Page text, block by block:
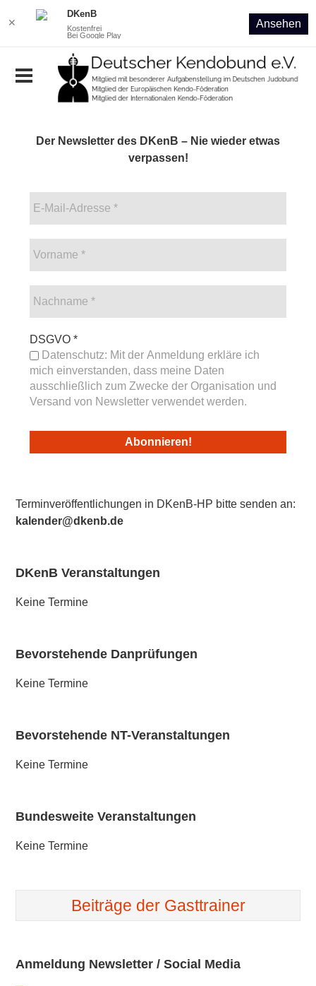
Der Newsletter des DKenB – Nie wieder etwas
verpassen!
Mail-
*
*
DSGVO*
Datenschutz: Mit der Anmeldung erkläre ich
mich einverstanden, dass meine Daten
ausschließlich zum Zwecke der Organisation und
Versand von Newsletter verwendet werden.
Terminveröffentlichungen in DKenB-HP bitte senden an:
kalender@dkenb.de
DKenB Veranstaltungen
Keine Termine
Bevorstehende Danprüfungen
Keine Termine
Bevorstehende NT-Veranstaltungen
Keine Termine
Bundesweite Veranstaltungen
Keine Termine
Beiträge der Gasttrainer
Anmeldung Newsletter / Social Media
✕
DKenB
Kostenfrei
Bei Google Play
Ansehen